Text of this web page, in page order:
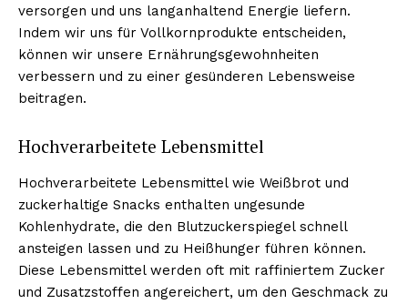
versorgen und uns langanhaltend Energie liefern.
Indem wir uns für Vollkornprodukte entscheiden,
können wir unsere Ernährungsgewohnheiten
verbessern und zu einer gesünderen Lebensweise
beitragen.
Hochverarbeitete Lebensmittel
Hochverarbeitete Lebensmittel wie Weißbrot und
zuckerhaltige Snacks enthalten ungesunde
Kohlenhydrate, die den Blutzuckerspiegel schnell
ansteigen lassen und zu Heißhunger führen können.
Diese Lebensmittel werden oft mit raffiniertem Zucker
und Zusatzstoffen angereichert, um den Geschmack zu